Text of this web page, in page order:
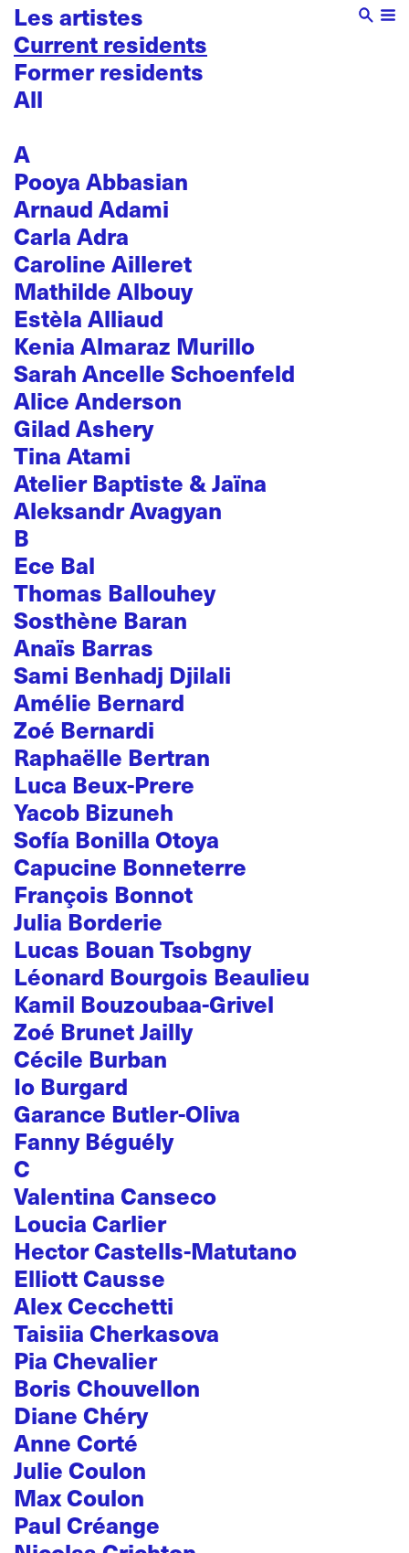
Les artistes
Current residents
Former residents
All
A
Pooya Abbasian
Arnaud Adami
Carla Adra
Caroline Ailleret
Mathilde Albouy
Estèla Alliaud
Kenia Almaraz Murillo
Sarah Ancelle Schoenfeld
Alice Anderson
Gilad Ashery
Tina Atami
Atelier Baptiste & Jaïna
Aleksandr Avagyan
B
Ece Bal
Thomas Ballouhey
Sosthène Baran
Anaïs Barras
Sami Benhadj Djilali
Amélie Bernard
Zoé Bernardi
Raphaëlle Bertran
Luca Beux-Prere
Yacob Bizuneh
Sofía Bonilla Otoya
Capucine Bonneterre
François Bonnot
Julia Borderie
Lucas Bouan Tsobgny
Léonard Bourgois Beaulieu
Kamil Bouzoubaa-Grivel
Zoé Brunet Jailly
Cécile Burban
Io Burgard
Garance Butler-Oliva
Fanny Béguély
C
Valentina Canseco
Loucia Carlier
Hector Castells-Matutano
Elliott Causse
Alex Cecchetti
Taisiia Cherkasova
Pia Chevalier
Boris Chouvellon
Diane Chéry
Anne Corté
Julie Coulon
Max Coulon
Paul Créange